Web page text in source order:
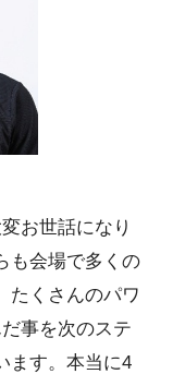
お世話になり
も会場で多くの
たくさんのパワ
事を次のステ
ます。本当に4